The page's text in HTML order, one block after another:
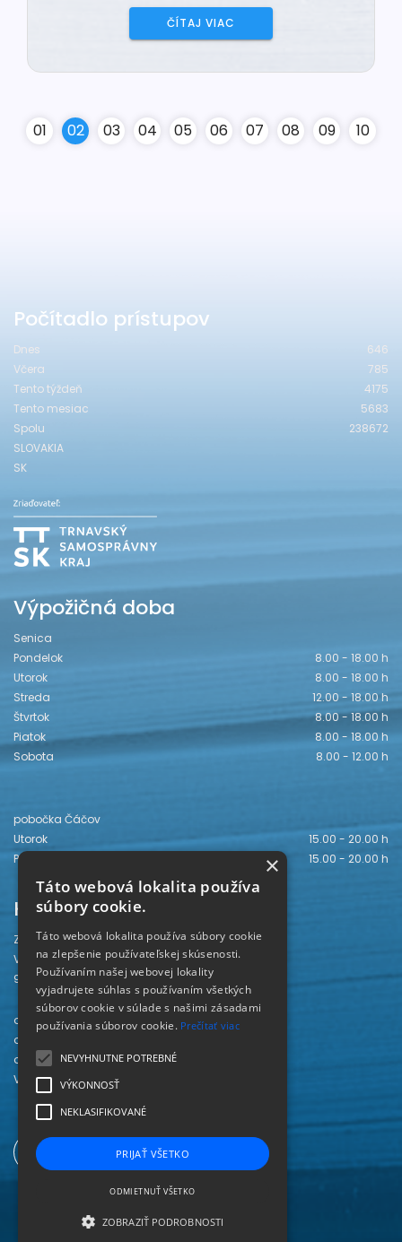
ČÍTAJ VIAC
01 02 03 04 05 06 07 08 09 10
Počítadlo prístupov
Dnes
646
Včera
785
Tento týždeň
4175
Tento mesiac
5683
Spolu
238672
SLOVAKIA
SK
Výpožičná doba
Senica
Pondelok
8.00 - 18.00 h
Utorok
8.00 - 18.00 h
Streda
12.00 - 18.00 h
Štvrtok
8.00 - 18.00 h
Piatok
8.00 - 18.00 h
Sobota
8.00 - 12.00 h
pobočka Čáčov
Utorok
15.00 - 20.00 h
Piatok
15.00 - 20.00 h
Kontakt
Záhorská knižnica
Vajanského 28
905 01 Senica
odd. beletrie 034/654 3780
odd. odbornej literatúry 034/651 2710
odd. pre deti a mládež 034/654 6519
Viac kontaktov nájdete
×
Táto webová lokalita používa
súbory cookie.
Táto webová lokalita používa súbory cookie
na zlepšenie používateľskej skúsenosti.
Používaním našej webovej lokality
vyjadrujete súhlas s používaním všetkých
súborov cookie v súlade s našimi zásadami
používania súborov cookie. Prečítať viac
NEVYHNUTNE POTREBNÉ
VÝKONNOSŤ
NEKLASIFIKOVANÉ
PRIJAŤ VŠETKO
ODMIETNUŤ VŠETKO
ZOBRAZIŤ PODROBNOSTI